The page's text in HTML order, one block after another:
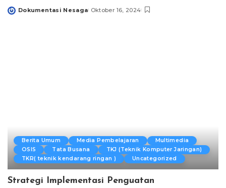
Posted
Dokumentasi Nesaga Oktober 16, 2024
Berita Umum Media Pembelajaran
Multimedia
OSIS
Tata Busana
TKJ (Teknik Komputer Jaringan)
TKR( teknik kendarang ringan )
Uncategorized
Strategi Implementasi Penguatan